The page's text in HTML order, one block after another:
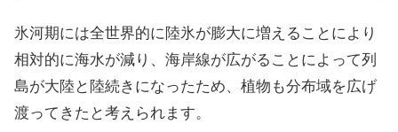
氷河期には全世界的に陸氷が膨大に増えることにより
相対的に海水が減り、海岸線が広がることによって列
島が大陸と陸続きになったため、植物も分布域を広げ
渡ってきたと考えられます。